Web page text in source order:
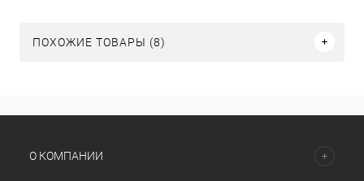
ПОХОЖИЕ ТОВАРЫ (8)
О КОМПАНИИ